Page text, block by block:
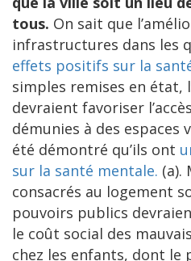
tous. On sait que
infrastructures dans les
effets positifs sur la
simples remises en état,
devraient favoriser
démunies à des
été démontré qu’ils ont
sur la santé mentale. (a).
consacrés au logement
pouvoirs publics
le coût social des
chez les enfants, dont